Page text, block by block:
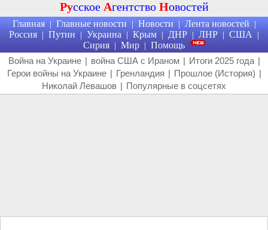
Русское Агентство Новостей
Главная | Главные новости | Новости | Лента новостей |
Россия | Путин | Украина | Крым | ДНР | ЛНР | США |
Сирия | Мир | Помощь
Война на Украине | война США с Ираном | Итоги 2025 года |
Герои войны на Украине | Гренландия | Прошлое (История) |
Николай Левашов | Популярные в соцсетях